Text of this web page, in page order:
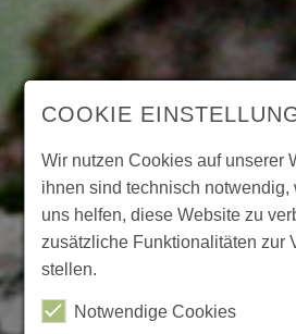
COOKIE
Wir nutzen Cookies auf unserer
ihnen sind technisch notwendig,
uns helfen, diese Website zu
zusätzliche Funktionalitäten zur
stellen.
Notwendige Cookies